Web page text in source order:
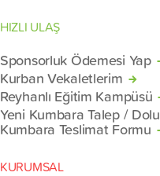
HIZLI ULAŞ
Sponsorluk Ödemesi Yap
Kurban Vekaletlerim
Reyhanlı Eğitim Kampüsü
Yeni Kumbara Talep / Dolu
Kumbara Teslimat Formu
KURUMSAL